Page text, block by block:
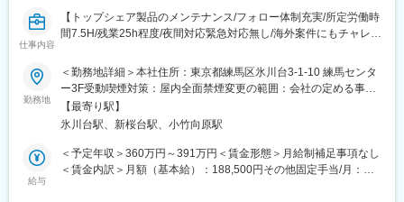
境です。
流という社会貢献性の高い事業を支えています。
年間休日125日、土日祝休み、残業月10時間以内と働きやすく、
資格取得支援制度や産育休・介護休制度など福利厚生も充実して
います。
変更の範囲：会社の定める業務
・リモートワーク：相談可
TOPPANグループでは成長領域の一つとして健康ライフサイエン
ス領域を設定し、積極的に投資を進めています。2019年に薬局事
業に特化した100%子会社（おかぴファーマシーシステム）を設立
し、医療系ベンチャー企業やファミリーマートなど大手企業とも
連携しながら事業の推進を図っています。
薬局向けシステムやToC向けの医療ヘルスケアサービスを展開し
ている事業者は比較的多く存在しますが、自ら薬局を運営をし、
仕事内容
【トップシェア製品のメンテナンス/フォロー体制充実/所定労働時
間7.5H/残業25h程度/夜間対応緊急対応無し/海外案件にもチャレン
■職務内容
フィールドサービスエンジニアとして同社グループの製品を扱う
医療機関などに訪問し、メンテナンスや点検、お客様への説明ま
でをお任せします。入社後経験を積み、アジアやアフリカ圏など
への出張作業（1週間～1ヶ月程度）も可能です。
勤務地
＜勤務地詳細＞本社住所：東京都練馬区氷川台3-1-10 練馬センタ
ー3F受動喫煙対策：屋内全面禁煙変更の範囲：会社の定める事業
所【最寄り駅】
氷川台駅、新桜台駅、小竹向原駅
給与
＜予定年収＞360万円～391万円＜賃金形態＞月給制補足事項なし
＜賃金内訳＞月額（基本給）：188,500円その他固定手当/月：